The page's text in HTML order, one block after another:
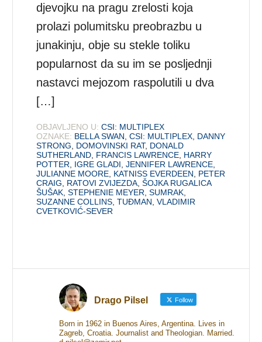
djevojku na pragu zrelosti koja
prolazi polumitsku preobrazbu u
junakinju, obje su stekle toliku
popularnost da su im se posljednji
nastavci mejozom raspolutili u dva
[…]
OBJAVLJENO U: CSI: MULTIPLEX
OZNAKE: BELLA SWAN ,CSI: MULTIPLEX DANNY
STRONG
DOMOVINSKI RAT, DONALD
SUTHERLAND FRANCIS LAWRENCE HARRY
POTTER
IGRE GLADI ,JENNIFER LAWRENCE
JULIANNE MOORE KATNISS EVERDEEN
PETER
CRAIG
RATOVI ZVIJEZDA ,ŠOJKA RUGALICA
ŠUŠAK ,STEPHENIE MEYER ,SUMRAK
SUZANNE COLLINS ,TUĐMAN ,VLADIMIR
CVETKOVIĆ-SEVER
Drago Pilsel Follow
Born in 1962 in Buenos Aires, Argentina. Lives in
Zagreb, Croatia. Journalist and Theologian. Married.